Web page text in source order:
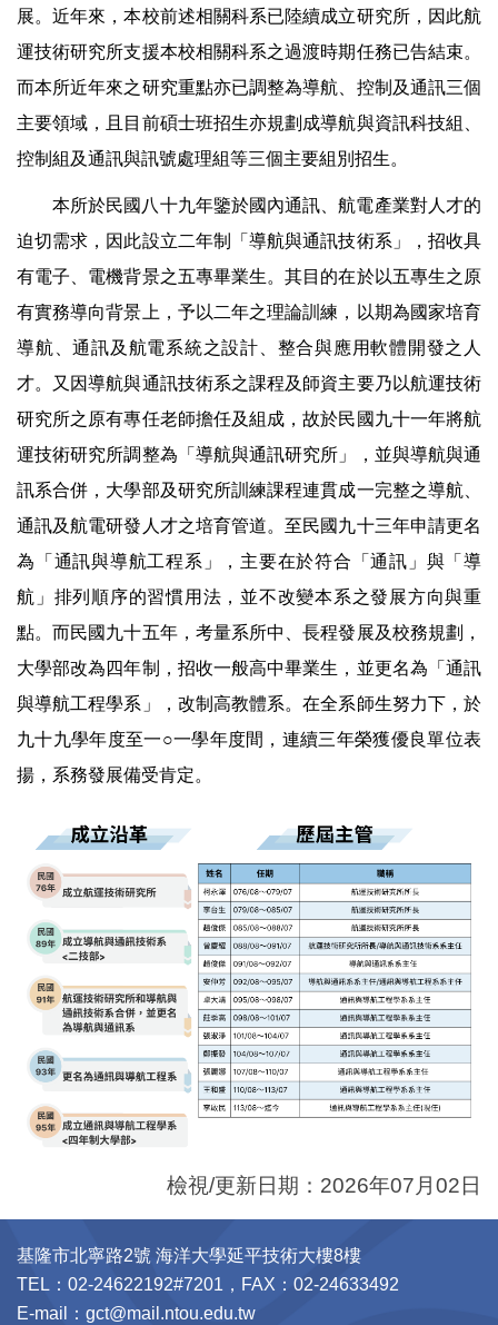
展。近年來，本校前述相關科系已陸續成立研究所，因此航
運技術研究所支援本校相關科系之過渡時期任務已告結束。
而本所近年來之研究重點亦已調整為導航、控制及通訊三個
主要領域，且目前碩士班招生亦規劃成導航與資訊科技組、
控制組及通訊與訊號處理組等三個主要組別招生。
本所於民國八十九年鑒於國內通訊、航電產業對人才的
迫切需求，因此設立二年制「導航與通訊技術系」，招收具
有電子、電機背景之五專畢業生。其目的在於以五專生之原
有實務導向背景上，予以二年之理論訓練，以期為國家培育
導航、通訊及航電系統之設計、整合與應用軟體開發之人
才。又因導航與通訊技術系之課程及師資主要乃以航運技術
研究所之原有專任老師擔任及組成，故於民國九十一年將航
運技術研究所調整為「導航與通訊研究所」，並與導航與通
訊系合併，大學部及研究所訓練課程連貫成一完整之導航、
通訊及航電研發人才之培育管道。至民國九十三年申請更名
為「通訊與導航工程系」，主要在於符合「通訊」與「導
航」排列順序的習慣用法，並不改變本系之發展方向與重
點。而民國九十五年，考量系所中、長程發展及校務規劃，
大學部改為四年制，招收一般高中畢業生，並更名為「通訊
與導航工程學系」，改制高教體系。在全系師生努力下，於
九十九學年度至一○一學年度間，連續三年榮獲優良單位表
揚，系務發展備受肯定。
檢視/更新日期：2026年07月02日
基隆市北寧路2號 海洋大學延平技術大樓8樓
TEL：02-24622192#7201，FAX：02-24633492
E-mail：gct@mail.ntou.edu.tw